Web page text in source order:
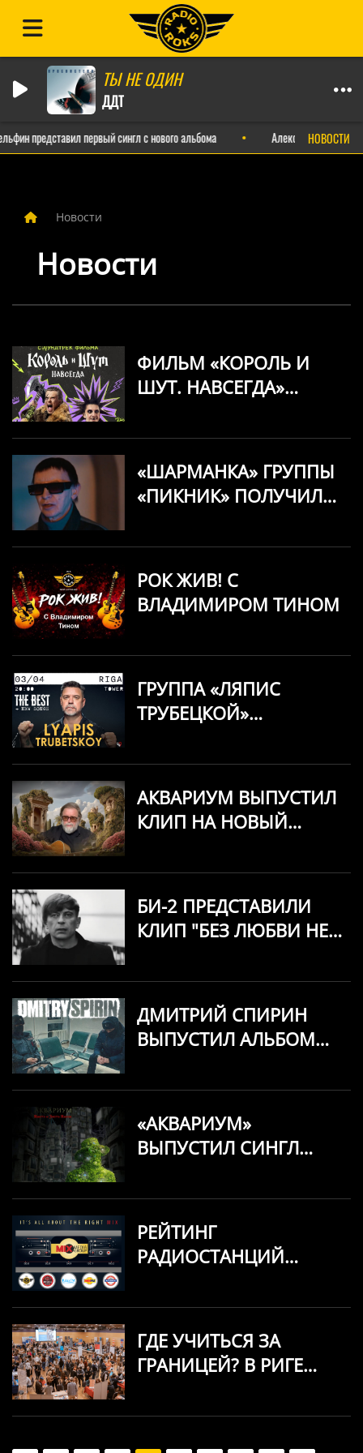
ТЫ НЕ ОДИН
ДДТ
НОВОСТИ
представил первый сингл с нового альбома Александр Пушной
Новости
Новости
ФИЛЬМ «КОРОЛЬ И
ШУТ. НАВСЕГДА»
СОБСТВЕННЫЙ
САУНДТРЕК
«ШАРМАНКА» ГРУППЫ
«ПИКНИК» ПОЛУЧИЛА
ЭЛЕКТРИЧЕСКОЕ —
ЗВУЧАНИЕ
РОК ЖИВ! С
ВЛАДИМИРОМ ТИНОМ
ГРУППА «ЛЯПИС
ТРУБЕЦКОЙ»
BEST И НОВЫЕ ПЕСНИ»
ВЫСТУПИТ 3 АПРЕЛЯ
В РИГА, TOWER
АКВАРИУМ ВЫПУСТИЛ
КЛИП НА НОВЫЙ
ЗВАТЬ НИКАК»
БИ-2 ПРЕДСТАВИЛИ
КЛИП "БЕЗ ЛЮБВИ НЕ
ДМИТРИЙ СПИРИН
ВЫПУСТИЛ АЛЬБОМ
«АКВАРИУМ»
ВЫПУСТИЛ СИНГЛ
НИКАК»
РЕЙТИНГ
РАДИОСТАНЦИЙ
СЛУШАЮТ В 2026
ГОДУ
ГДЕ УЧИТЬСЯ ЗА
ГРАНИЦЕЙ? В РИГЕ
ЗАРУБЕЖНОГО